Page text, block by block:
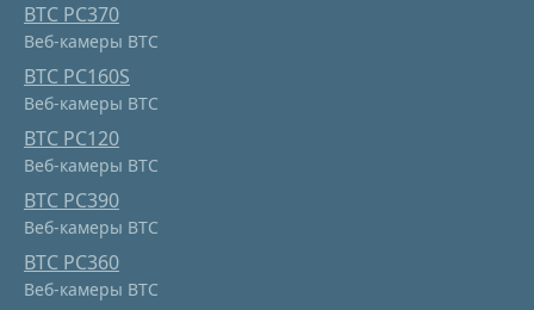
BTC PC370
Веб-камеры BTC
BTC PC160S
Веб-камеры BTC
BTC PC120
Веб-камеры BTC
BTC PC390
Веб-камеры BTC
BTC PC360
Веб-камеры BTC